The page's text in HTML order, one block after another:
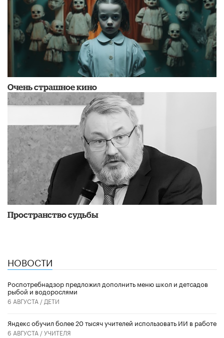
Очень страшное кино
Пространство судьбы
НОВОСТИ
Роспотребнадзор предложил дополнить меню школ и детсадов
рыбой и водорослями
6 АВГУСТА / ДЕТИ
​Яндекс обучил более 20 тысяч учителей использовать ИИ в работе
6 АВГУСТА /УЧИТЕЛЯ